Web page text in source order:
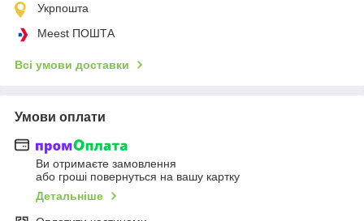
Укрпошта
Meest ПОШТА
Всі умови доставки
Умови оплати
Ви отримаєте замовлення
або гроші повернуться на вашу картку
Детальніше